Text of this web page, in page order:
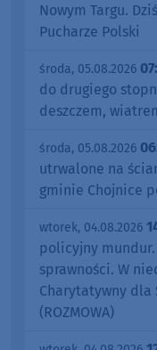
Nowym Targu.
Pucharze Polski
środa, 05.08.2026
do drugiego
deszczem,
środa, 05.08.2026
utrwalone na
gminie Chojnice
wtorek, 04.08.2026
policyjny
sprawności. W
Charytatywny dla
(ROZMOWA)